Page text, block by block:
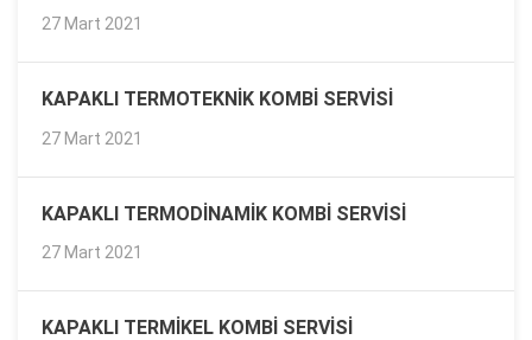
27 Mart 2021
KAPAKLI TERMOTEKNIK KOMBI SERVISI
27 Mart 2021
KAPAKLI TERMODINAMIK KOMBI SERVISI
27 Mart 2021
KAPAKLI TERMIKEL KOMBI SERVISI